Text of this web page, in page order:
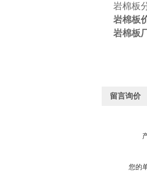
岩棉板
岩棉板
岩棉板
留言询价
您的